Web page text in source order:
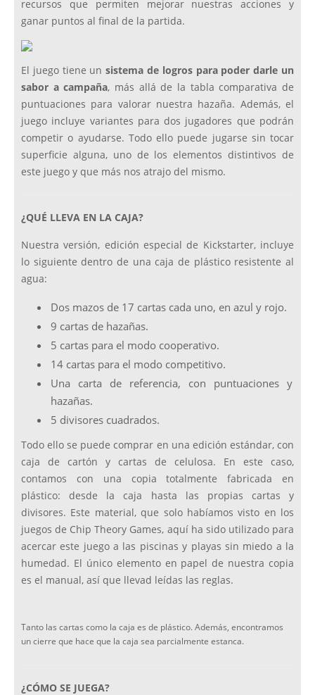
recursos que permiten mejorar nuestras acciones y
ganar puntos al final de la partida.
El juego tiene unsistema de logros para poder darle un
sabor a campaña, más allá de la tabla comparativa de
puntuaciones para valorar nuestra hazaña. Además, el
juego incluye variantes para dos jugadores que podrán
competir o ayudarse. Todo ello puede jugarse sin tocar
superficie alguna, uno de los elementos distintivos de
este juego y que más nos atrajo del mismo.
¿QUÉ LLEVA EN LA CAJA?
Nuestra versión, edición especial de Kickstarter, incluye
lo siguiente dentro de una caja de plástico resistente al
agua:
Dos mazos de 17 cartas cada uno, en azul y rojo.
9 cartas de hazañas.
5 cartas para el modo cooperativo.
14 cartas para el modo competitivo.
Una carta de referencia, con puntuaciones y
hazañas.
5 divisores cuadrados.
Todo ello se puede comprar en una edición estándar, con
caja de cartón y cartas de celulosa. En este caso,
contamos con una copia totalmente fabricada en
plástico: desde la caja hasta las propias cartas y
divisores. Este material, que solo habíamos visto en los
juegos de Chip Theory Games, aquí ha sido utilizado para
acercar este juego a las piscinas y playas sin miedo a la
humedad. El único elemento en papel de nuestra copia
es el manual, así que llevad leídas las reglas.
Tanto las cartas como la caja es de plástico. Además, encontramos
un cierre que hace que la caja sea parcialmente estanca.
¿CÓMO SE JUEGA?